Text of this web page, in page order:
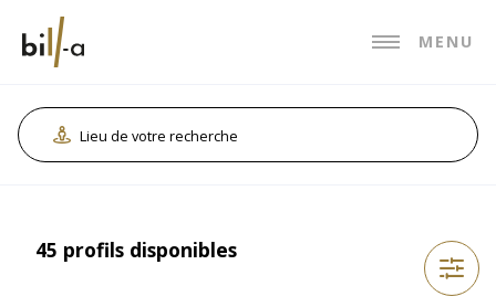
MENU
Lieu de votre recherche
45 profils disponibles